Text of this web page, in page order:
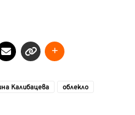
Калибацева
облекло